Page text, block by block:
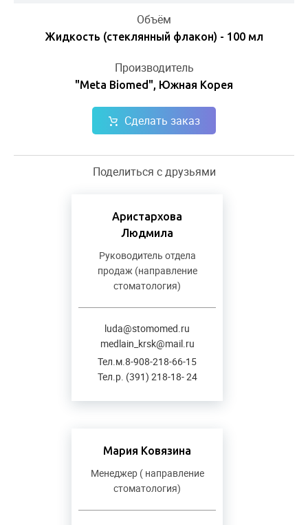
Объём
Жидкость (стеклянный флакон) - 100 мл
Производитель
"Meta Biomed", Южная Корея
Сделать заказ
Поделиться с друзьями
Аристархова
Людмила
Руководитель отдела
продаж (направление
стоматология)
luda@stomomed.ru
medlain_krsk@mail.ru
Тел.м.8-908-218-66-15
Тел.р. (391) 218-18- 24
Мария Ковязина
Менеджер ( направление
стоматология)